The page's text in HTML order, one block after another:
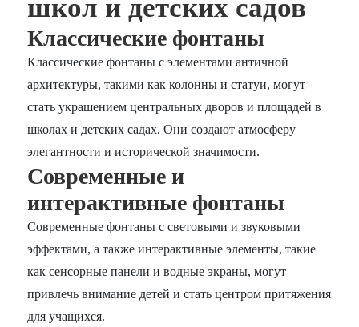
школ и детских садов
Классические фонтаны
Классические фонтаны с элементами античной
архитектуры, такими как колонны и статуи, могут
стать украшением центральных дворов и площадей в
школах и детских садах. Они создают атмосферу
элегантности и исторической значимости.
Современные и
интерактивные фонтаны
Современные фонтаны с световыми и звуковыми
эффектами, а также интерактивные элементы, такие
как сенсорные панели и водные экраны, могут
привлечь внимание детей и стать центром притяжения
для учащихся.